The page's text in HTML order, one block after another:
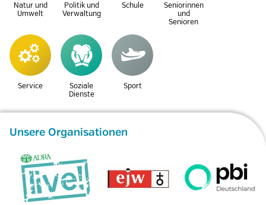
Natur und
Umwelt
Politik und
Verwaltung
Schule
Seniorinnen
und
Senioren
Service
Soziale
Dienste
Sport
Unsere Organisationen